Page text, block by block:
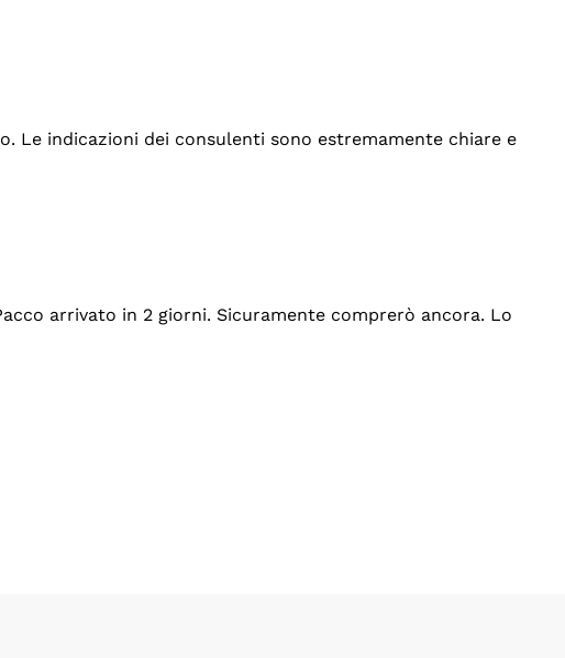
indicazioni dei consulenti sono estremamente chiare e
arrivato in 2 giorni. Sicuramente comprerò ancora. Lo